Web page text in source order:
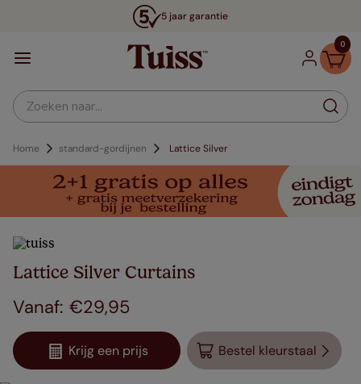
5 jaar garantie
0
Zoeken naar...
Home standard-gordijnen Lattice Silver
Lattice Silver Curtains
€29,95
Krijg een prijs Bestel kleurstaal